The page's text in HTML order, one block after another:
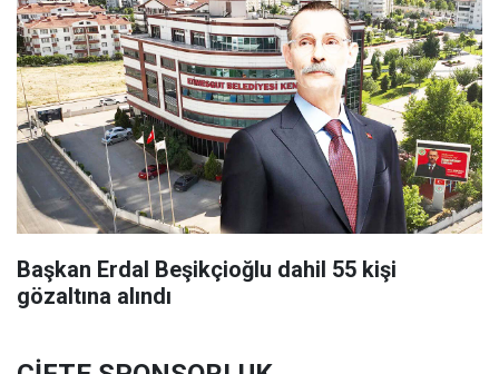
Başkan Erdal Beşikçioğlu dahil 55 kişi
gözaltına alındı